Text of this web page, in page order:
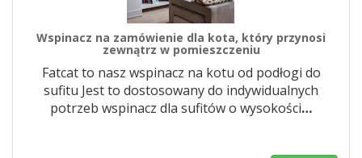
Wspinacz na zamówienie dla kota, który przynosi
zewnątrz w pomieszczeniu
Fatcat to nasz wspinacz na kotu od podłogi do
sufitu Jest to dostosowany do indywidualnych
potrzeb wspinacz dla sufitów o wysokości…